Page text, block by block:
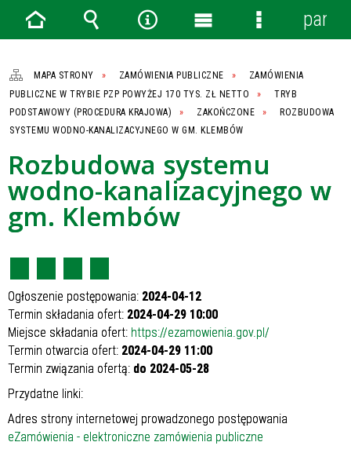
MAPA STRONY ZAMÓWIENIA PUBLICZNE
ZAMÓWIENIA
PUBLICZNE W TRYBIE PZP POWYŻEJ 170 TYS. ZŁ NETTO
TRYB
PODSTAWOWY (PROCEDURA KRAJOWA)
ZAKOŃCZONE
ROZBUDOWA
SYSTEMU WODNO-KANALIZACYJNEGO W GM. KLEMBÓW
Rozbudowa systemu
wodno-kanalizacyjnego w
gm. Klembów
Ogłoszenie postępowania: 2024-04-12
Termin składania ofert: 2024-04-29 10:00
Miejsce składania ofert: https://ezamowienia.gov.pl/
Termin otwarcia ofert: 2024-04-29 11:00
Termin związania ofertą: do 2024-05-28
Przydatne linki:
Adres strony internetowej prowadzonego postępowania
eZamówienia - elektroniczne zamówienia publiczne
Strona
główna
Wyszukiwarka
NarzędziaMenu
główne
Menu
szczegółowe
panel